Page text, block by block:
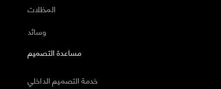
المظلات
وسائد
مساعدة التصميم
خدمة التصميم الداخلي